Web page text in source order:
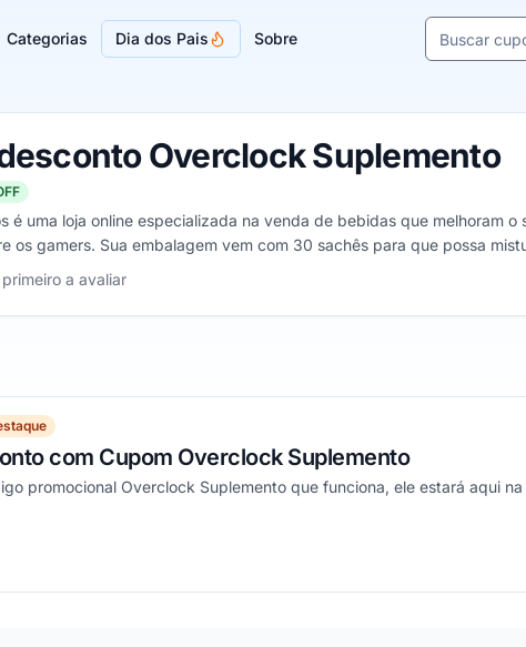
Categorias Dia dos Pais Sobre
Buscar
Overclock Suplemento
é uma loja online especializada na venda de bebidas que melhoram
os gamers. Sua embalagem vem com 30 sachês para que possa
precisa de mais foco e concentração para a execução de tarefas.
de 1 a 5 estrelas
primeiro a avaliar
com Cupom Overclock Suplemento
promocional Overclock Suplemento que funciona, ele estará aqui
funcionou